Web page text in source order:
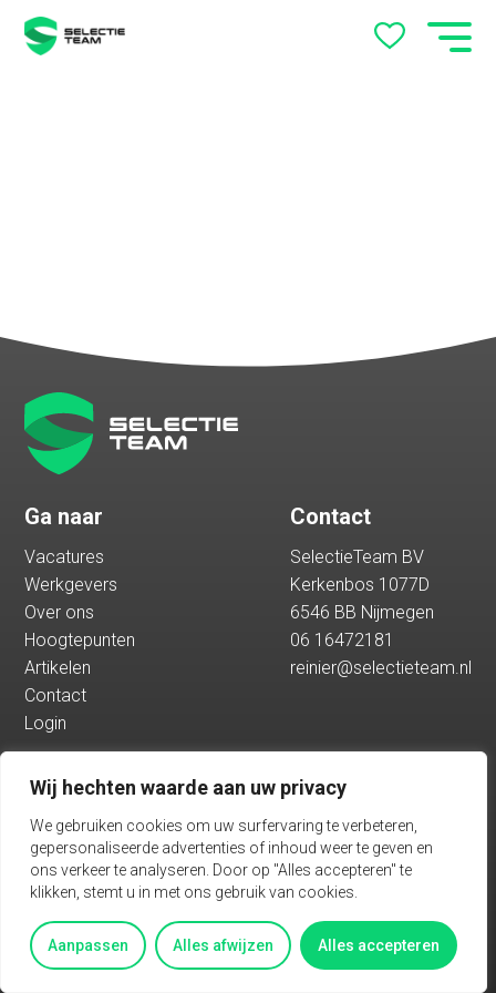
Wij hechten waarde aan uw privacy
We gebruiken cookies om uw surfervaring te verbeteren,
gepersonaliseerde advertenties of inhoud weer te geven en
ons verkeer te analyseren. Door op "Alles accepteren" te
klikken, stemt u in met ons gebruik van cookies.
Aanpassen Alles afwijzen Alles accepteren
met SelectieTeam
Werkgevers
Over ons
Hoogtepunten
Artikelen
Contact
Login
Vacatures
Ga naar
Vacatures
Werkgevers
Over ons
Hoogtepunten
Artikelen
Contact
Login
Contact
SelectieTeam BV
Kerkenbos 1077D
6546 BB Nijmegen
06 16472181
reinier@selectieteam.nl
Algemene voorwaarden
Privacy